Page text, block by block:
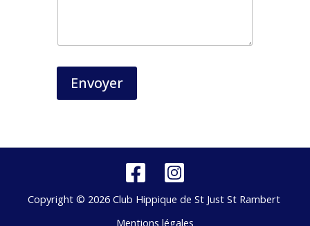
Envoyer
Copyright © 2026 Club Hippique de St Just St Rambert
Mentions légales